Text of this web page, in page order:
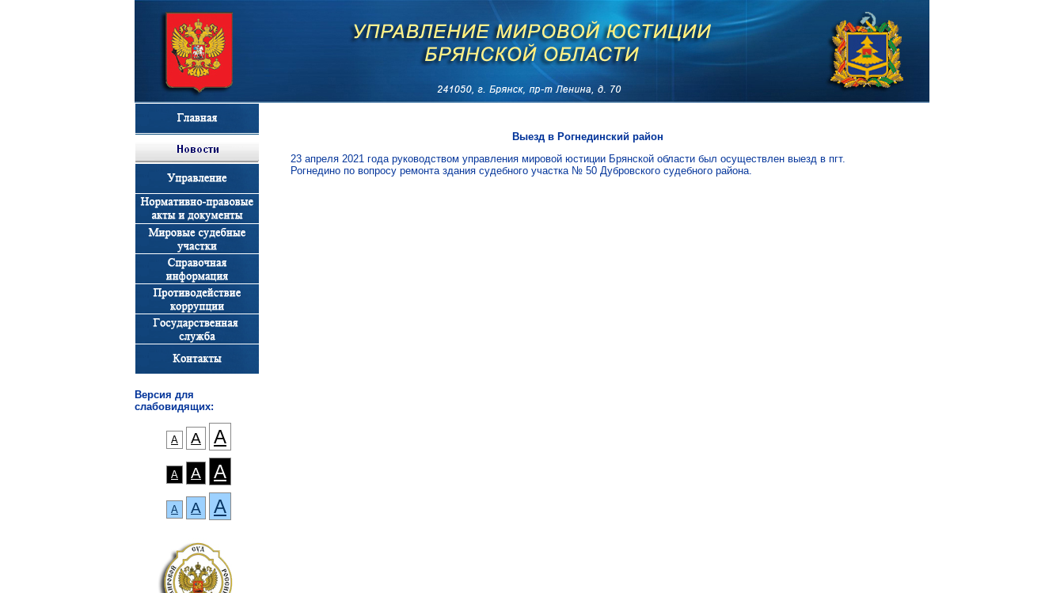
Версия для
слабовидящих:
А А А
А А А
А А А
Выезд в Рогнединский район
23 апреля 2021 года руководством управления мировой юстиции Брянской области был осуществлен выезд в пгт.
Рогнедино по вопросу ремонта здания судебного участка № 50 Дубровского судебного района.